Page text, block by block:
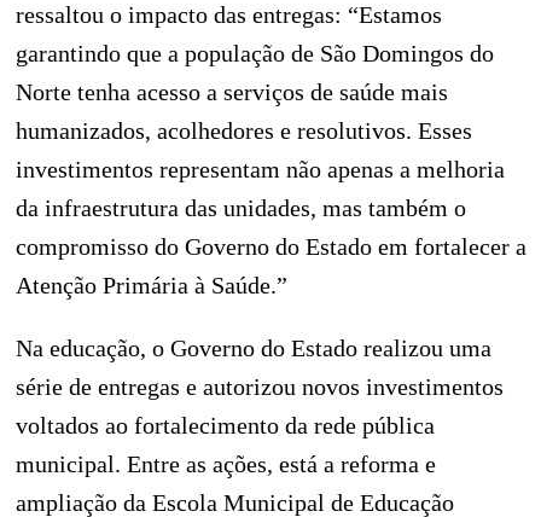
ressaltou o impacto das entregas: “Estamos
garantindo que a população de São Domingos do
Norte tenha acesso a serviços de saúde mais
humanizados, acolhedores e resolutivos. Esses
investimentos representam não apenas a melhoria
da infraestrutura das unidades, mas também o
compromisso do Governo do Estado em fortalecer a
Atenção Primária à Saúde.”
Na educação, o Governo do Estado realizou uma
série de entregas e autorizou novos investimentos
voltados ao fortalecimento da rede pública
municipal. Entre as ações, está a reforma e
ampliação da Escola Municipal de Educação